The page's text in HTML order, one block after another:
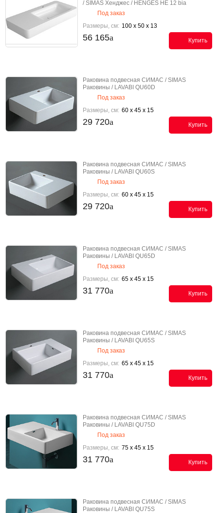
/ SIMAS Хенджес / HENGES HE 12 bia
Под заказ
Размеры, см: 100 x 50 x 13
56 165 Купить
Раковина подвесная СИМАС / SIMAS
Раковины / LAVABI QU60D
Под заказ
Размеры, см: 60 x 45 x 15
29 720 Купить
Раковина подвесная СИМАС / SIMAS
Раковины / LAVABI QU60S
Под заказ
Размеры, см: 60 x 45 x 15
29 720 Купить
Раковина подвесная СИМАС / SIMAS
Раковины / LAVABI QU65D
Под заказ
Размеры, см: 65 x 45 x 15
31 770 Купить
Раковина подвесная СИМАС / SIMAS
Раковины / LAVABI QU65S
Под заказ
Размеры, см: 65 x 45 x 15
31 770 Купить
Раковина подвесная СИМАС / SIMAS
Раковины / LAVABI QU75D
Под заказ
Размеры, см: 75 x 45 x 15
31 770 Купить
Раковина подвесная СИМАС / SIMAS
Раковины / LAVABI QU75S